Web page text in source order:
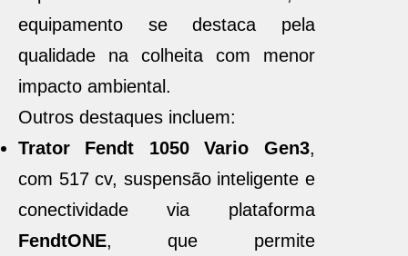
equipamento se destaca pela
qualidade na colheita com menor
impacto ambiental.
Outros destaques incluem:
Trator Fendt 1050 Vario Gen3,
com 517 cv, suspensão inteligente e
conectividade via plataforma
FendtONE, que permite